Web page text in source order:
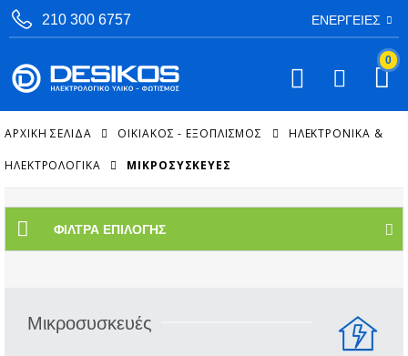
210 300 6757 ΕΝΈΡΓΕΙΕΣ
0
ΑΡΧΙΚΉ ΣΕΛΊΔΑ ΟΙΚΙΑΚΟΣ - ΕΞΟΠΛΙΣΜΟΣ ΗΛΕΚΤΡΟΝΙΚΆ &
ΗΛΕΚΤΡΟΛΟΓΙΚΆ ΜΙΚΡΟΣΥΣΚΕΥΈΣ
ΦΊΛΤΡΑ ΕΠΙΛΟΓΉΣ
Μικροσυσκευές